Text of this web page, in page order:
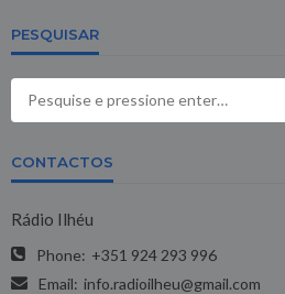
PESQUISAR
CONTACTOS
Rádio Ilhéu
Phone: +351 924 293 996
Email: info.radioilheu@gmail.com